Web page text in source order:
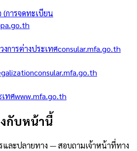
การจดทะเบียน
งการต่างประเทศconsular.mfa.go.th
consular.mfa.go.th
เทศwww.mfa.go.th
กับหน้านี้
และปลายทาง — สอบถามเจ้าหน้าที่ทาง